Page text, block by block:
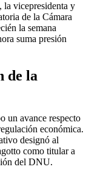
suma presión
de la
un avance respecto
económica.
como titular a
del DNU.
y el kirchnerismo
había “vulnerado”